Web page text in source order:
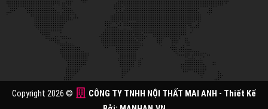
Copyright 2026 © CÔNG TY TNHH NỘI THẤT MAI ANH - Thiết Kế